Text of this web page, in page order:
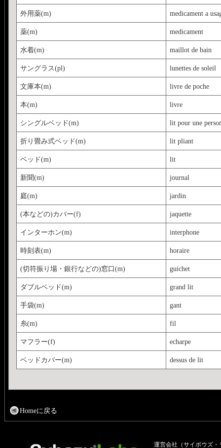
外用薬(m) medicament a
薬(m) medicament
水着(m) maillot de bain
サングラス(pl) lunettes de soleil
文庫本(m) livre de poche
本(m) livre
シングルベッド(m) lit pour une
折り畳み式ベッド(m) lit pliant
ベッド(m) lit
新聞(m) journal
庭(m) jardin
(本などの)カバー(f) jaquette
インターホン(m) interphone
時刻表(m) horaire
(切符振り場・銀行などの)窓口(m) guichet
ダブルベッド(m) grand lit
手袋(m) gant
糸(m) fil
マフラー(f) echarpe
ベッドカバー(m) dessus de lit
Homeに戻る
運営会社（サイボウズ・